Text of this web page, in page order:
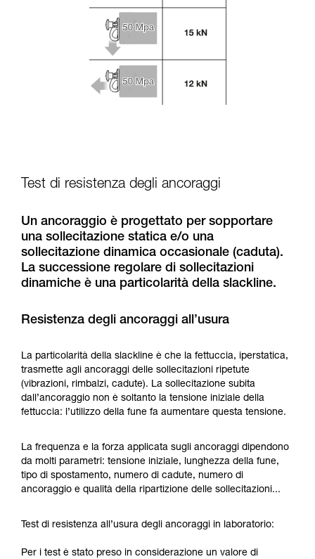
Test di resistenza degli ancoraggi
Un ancoraggio è progettato per sopportare
una sollecitazione statica e/o una
sollecitazione dinamica occasionale (caduta).
La successione regolare di sollecitazioni
dinamiche è una particolarità della slackline.
Resistenza degli ancoraggi all’usura
La particolarità della slackline è che la fettuccia, iperstatica,
trasmette agli ancoraggi delle sollecitazioni ripetute
(vibrazioni, rimbalzi, cadute). La sollecitazione subita
dall’ancoraggio non è soltanto la tensione iniziale della
fettuccia: l’utilizzo della fune fa aumentare questa tensione.
La frequenza e la forza applicata sugli ancoraggi dipendono
da molti parametri: tensione iniziale, lunghezza della fune,
tipo di spostamento, numero di cadute, numero di
ancoraggio e qualità della ripartizione delle sollecitazioni...
Test di resistenza all’usura degli ancoraggi in laboratorio:
Per i test è stato preso in considerazione un valore di